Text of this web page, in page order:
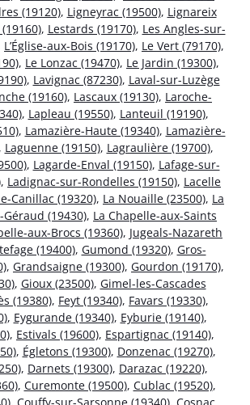
(19120), Ligneyrac (19500), Lignareix
, Lestards (19170), Les Angles-sur-
L’Église-aux-Bois (19170), Le Vert (79170),
, Le Lonzac (19470), Le Jardin (19300),
, Lavignac (87230), Laval-sur-Luzège
(19160), Lascaux (19130), Laroche-
, Lapleau (19550), Lanteuil (19190),
, Lamazière-Haute (19340), Lamazière-
Laguenne (19150), Lagraulière (19700),
, Lagarde-Enval (19150), Lafage-sur-
, Ladignac-sur-Rondelles (19150), Lacelle
Canillac (19320), La Nouaille (23500), La
(19430), La Chapelle-aux-Saints
aux-Brocs (19360), Jugeals-Nazareth
(19400), Gumond (19320), Gros-
, Grandsaigne (19300), Gourdon (19170),
, Gioux (23500), Gimel-les-Cascades
(19380), Feyt (19340), Favars (19330),
, Eygurande (19340), Eyburie (19140),
, Estivals (19600), Espartignac (19140),
, Égletons (19300), Donzenac (19270),
, Darnets (19300), Darazac (19220),
, Curemonte (19500), Cublac (19520),